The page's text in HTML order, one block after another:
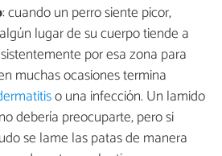
: cuando un perro siente picor,
lugar de su cuerpo tiende a
por esa zona para
muchas ocasiones termina
o una infección. Un lamido
debería preocuparte, pero si
se lame las patas de manera